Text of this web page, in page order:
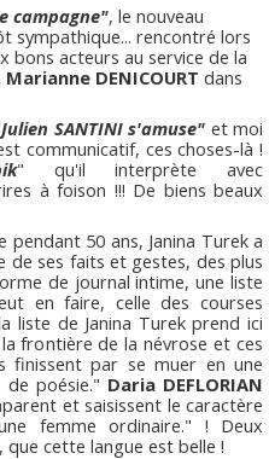
campagne", le nouveau
sympathique... rencontré lors
bons acteurs au service de la
DENICOURT dans
Julien SANTINI s'amuse" et moi
communicatif, ces choses-là !
" qu'il interprète avec
à foison !!! De biens beaux
pendant 50 ans, Janina Turek a
de ses faits et gestes, des plus
de journal intime, une liste
en faire, celle des courses
liste de Janina Turek prend ici
frontière de la névrose et ces
finissent par se muer en une
poésie." Daria DEFLORIAN
et saisissent le caractère
femme ordinaire." ! Deux
cette langue est belle !